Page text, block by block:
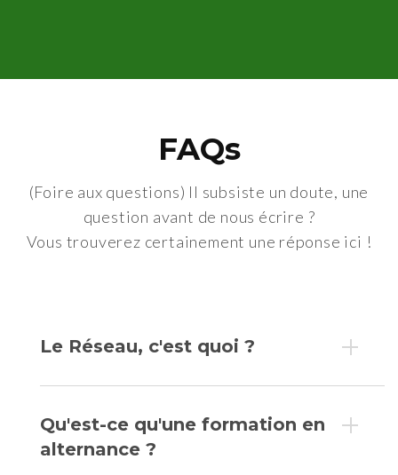
FAQs
(Foire aux questions) Il subsiste un doute, une
question avant de nous écrire ?
Vous trouverez certainement une réponse ici !
Le Réseau, c'est quoi ?
Qu'est-ce qu'une formation en
alternance ?